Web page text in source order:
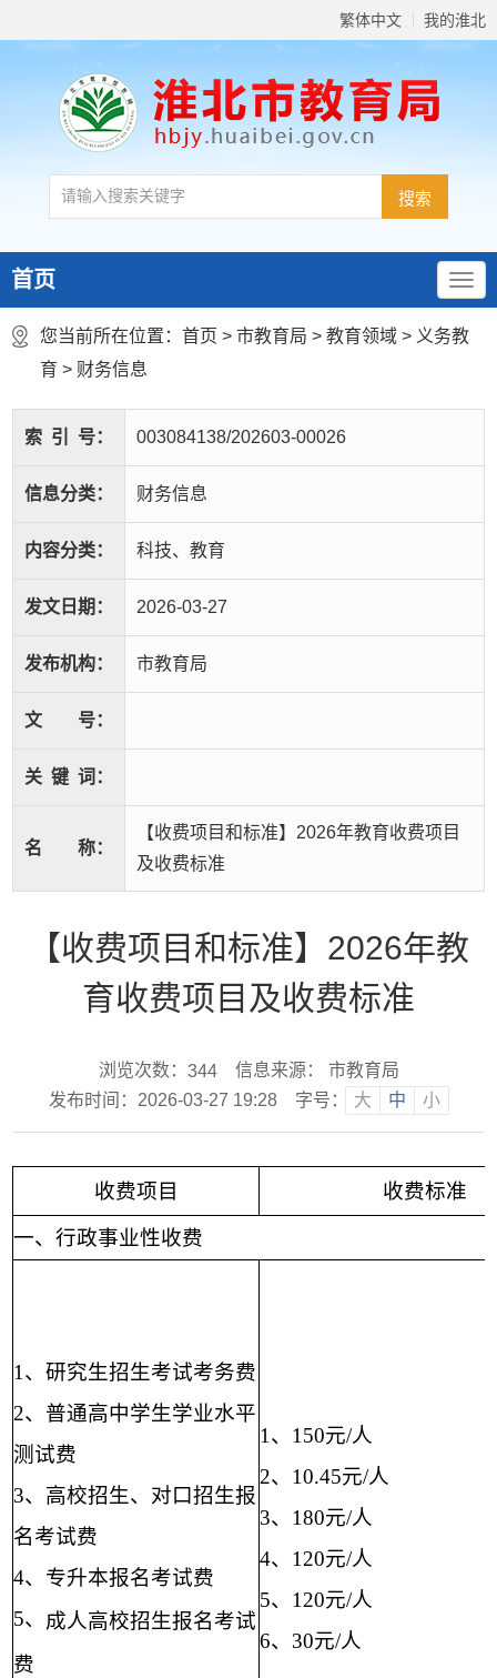
繁体中文 我的淮北
首页
您当前所在位置： 首页 > 市教育局 > 教育领域 > 义务教
育 > 财务信息
索 引 号： 003084138/202603-00026
信息分类： 财务信息
内容分类： 科技、教育
发文日期： 2026-03-27
发布机构： 市教育局
文 号：
关 键 词：
名 称：
【收费项目和标准】2026年教育收费项目
及收费标准
【收费项目和标准】2026年教
育收费项目及收费标准
浏览次数： 344
信息来源： 市教育局
发布时间：2026-03-27 19:28
字号： 大 中 小
收费项目
收费标准
一、行政事业性收费
1、 研究生招生考试考务费
2、普通高中学生学业水平
测试费
3、高校招生、对口招生报
名考试费
4、专升本报名考试费
5、 成人高校招生报名考试
费
1 、 150元/人
2、 10.45元/人
3、 180元/人
4、 120元/人
5、 120元/人
6、 30元/人